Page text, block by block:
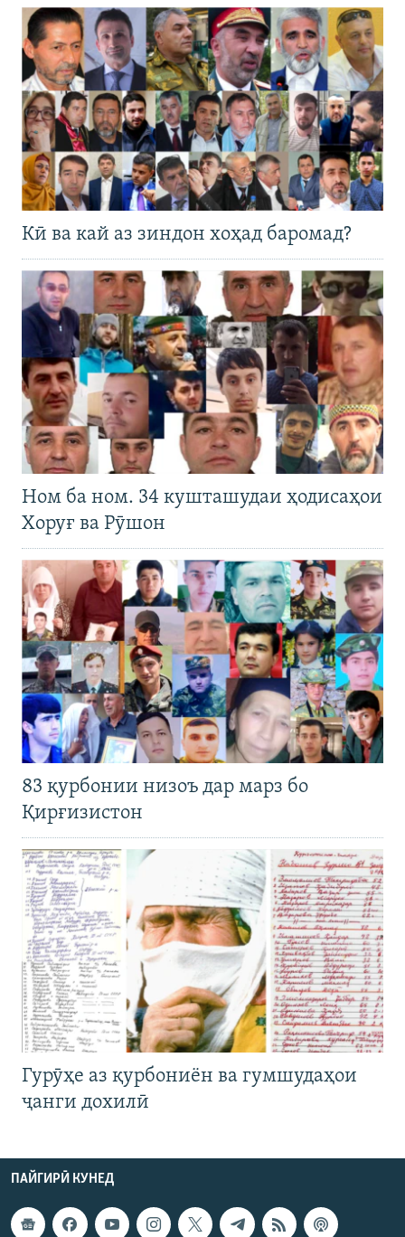
Кӣ ва кай аз зиндон хоҳад баромад?
Ном ба ном. 34 кушташудаи ҳодисаҳои
Хоруғ ва Рӯшон
83 қурбонии низоъ дар марз бо
Қирғизистон
Гурӯҳе аз қурбониён ва гумшудаҳои
ҷанги дохилӣ
ПАЙГИРӢ КУНЕД